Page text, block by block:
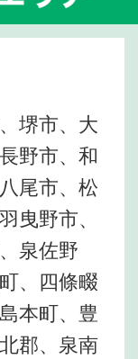
堺市、大
野市、和
尾市、松
曳野市、
泉佐野
、四條畷
本町、豊
郡、泉南